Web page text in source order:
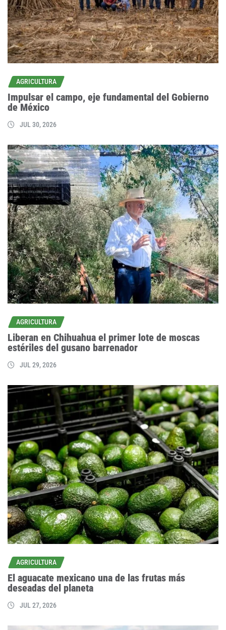
AGRICULTURA
Impulsar el campo, eje fundamental del Gobierno
de México
JUL 30, 2026
AGRICULTURA
Liberan en Chihuahua el primer lote de moscas
estériles del gusano barrenador
JUL 29, 2026
AGRICULTURA
El aguacate mexicano una de las frutas más
deseadas del planeta
JUL 27, 2026